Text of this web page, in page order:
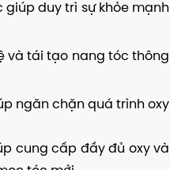
giúp duy trì sự khỏe mạnh
và tái tạo nang tóc thông
ngăn chặn quá trình oxy
cung cấp đầy đủ oxy và